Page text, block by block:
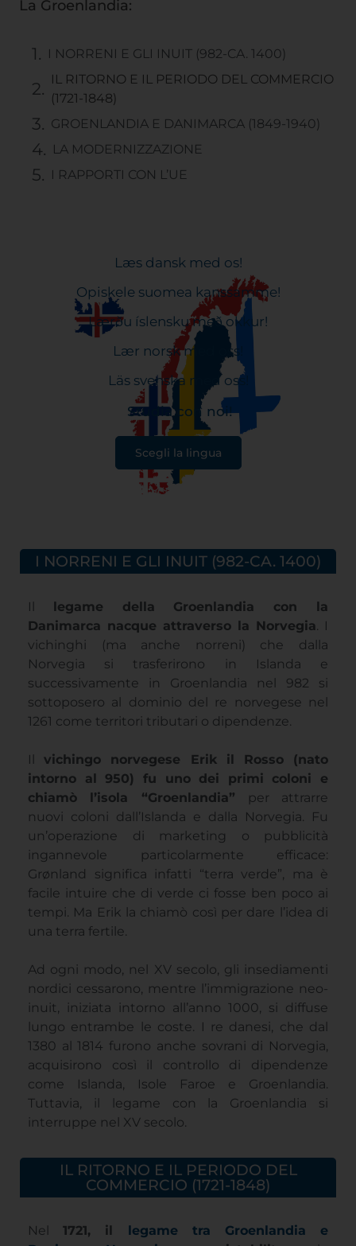
La Groenlandia:
I NORRENI E GLI INUIT (982-CA. 1400)
IL RITORNO E IL PERIODO DEL COMMERCIO
(1721-1848)
GROENLANDIA E DANIMARCA (1849-1940)
LA MODERNIZZAZIONE
I RAPPORTI CON L’UE
Læs dansk med os!
Opiskele suomea kanssamme!
Lærðu íslensku með okkur!
Lær norsk med oss!
Läs svenska med oss!
Studia con noi!
Scegli la lingua
I NORRENI E GLI INUIT (982-CA. 1400)
Il legame della Groenlandia con la
Danimarca nacque attraverso la Norvegia. I
vichinghi (ma anche norreni) che dalla
Norvegia si trasferirono in Islanda e
successivamente in Groenlandia nel 982 si
sottoposero al dominio del re norvegese nel
1261 come territori tributari o dipendenze.
Il vichingo norvegese Erik il Rosso (nato
intorno al 950) fu uno dei primi coloni e
chiamò l’isola “Groenlandia”
per attrarre
nuovi coloni dall’Islanda e dalla Norvegia. Fu
un’operazione di marketing o pubblicità
ingannevole particolarmente efficace:
Grønland significa infatti “terra verde”, ma è
facile intuire che di verde ci fosse ben poco ai
tempi. Ma Erik la chiamò così per dare l’idea di
una terra fertile.
Ad ogni modo, nel XV secolo, gli insediamenti
nordici cessarono, mentre l’immigrazione neo-
inuit, iniziata intorno all’anno 1000, si diffuse
lungo entrambe le coste. I re danesi, che dal
1380 al 1814 furono anche sovrani di Norvegia,
acquisirono così il controllo di dipendenze
come Islanda, Isole Faroe e Groenlandia.
Tuttavia, il legame con la Groenlandia si
interruppe nel XV secolo.
IL RITORNO E IL PERIODO DEL
COMMERCIO (1721-1848)
Nel1721, il legame tra Groenlandia e